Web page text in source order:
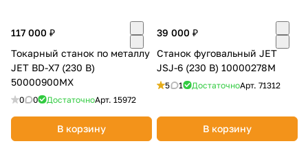
117 000 ₽
Токарный станок по металлу
JET BD-X7 (230 В)
50000900MX
0 0 ДостаточноАрт. 15972
В корзину
39 000 ₽
Станок фуговальный JET
JSJ-6 (230 В) 10000278M
5 1 ДостаточноАрт. 71312
В корзину